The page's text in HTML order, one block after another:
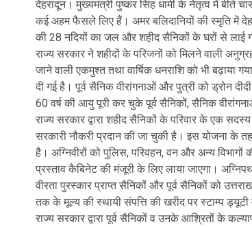
देहरादून। मुख्यमंत्री पुष्कर सिंह धामी के नेतृत्व में बीते
कई अहम फैसले लिए हैं। अमर बलिदानियों की स्मृति में
की 28 नदियों का जल और शहीद सैनिकों के घरों से लाई
राज्य सरकार ने शहीदों के परिजनों को मिलने वाली
जाने वाली एकमुश्त तथा वार्षिक धनराशि को भी
दी गई है। पूर्व सैनिक वीरांगनाओं और पुत्री को ड्रोन
60 वर्ष की आयु पूरी कर चुके पूर्व सैनिकों, सैनिक
राज्य सरकार द्वारा शहीद सैनिकों के परिवार के एक
सरकारी नौकरी प्रदान की जा चुकी है। इस योजना के
है। अग्निवीरों को पुलिस, परिवहन, वन और अन्य विभागों
प्रस्ताव कैबिनेट की मंजूरी के लिए लाया जाएगा।
वीरता पुरस्कार प्राप्त सैनिकों और पूर्व सैनिकों को
तक के मूल्य की स्थायी संपत्ति की खरीद पर स्टाम्प
राज्य सरकार द्वारा पूर्व सैनिकों व उनके आश्रितों के